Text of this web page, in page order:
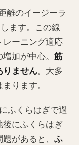
離のイージーラ
ます。この線
レーニング適応
加が中心。 筋
りません。大多
ります。
ふくらはぎで過
にふくらはぎ
があると、 ふ